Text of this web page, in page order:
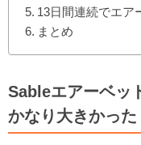
13日間連続でエア
まとめ
Sableエアーベッ
かなり大きかった